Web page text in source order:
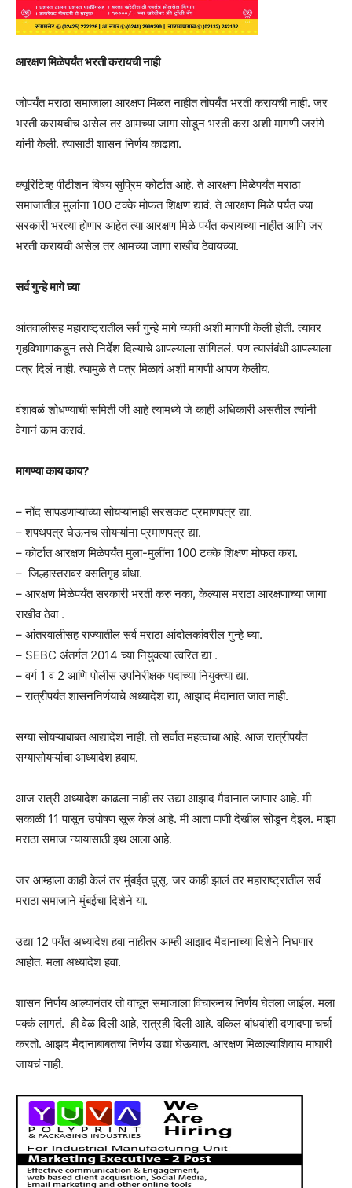
आरक्षण मिळेपर्यंत भरती करायची नाही
जोपर्यंत मराठा समाजाला आरक्षण मिळत नाहीत तोपर्यंत भरती करायची नाही. जर
भरती करायचीच असेल तर आमच्या जागा सोडून भरती करा अशी मागणी जरांगे
यांनी केली. त्यासाठी शासन निर्णय काढावा.
क्यूरिटिव्ह पीटीशन विषय सुप्रिम कोर्टात आहे. ते आरक्षण मिळेपर्यंत मराठा
समाजातील मुलांना 100 टक्के मोफत शिक्षण द्यावं. ते आरक्षण मिळे पर्यंत ज्या
सरकारी भरत्या होणार आहेत त्या आरक्षण मिळे पर्यंत करायच्या नाहीत आणि जर
भरती करायची असेल तर आमच्या जागा राखीव ठेवायच्या.
सर्व गुन्हे मागे घ्या
आंतवालीसह महाराष्ट्रातील सर्व गुन्हे मागे घ्यावी अशी मागणी केली होती. त्यावर
गृहविभागाकडून तसे निर्देश दिल्याचे आपल्याला सांगितलं. पण त्यासंबंधी आपल्याला
पत्र दिलं नाही. त्यामुळे ते पत्र मिळावं अशी मागणी आपण केलीय.
वंशावळं शोधण्याची समिती जी आहे त्यामध्ये जे काही अधिकारी असतील त्यांनी
वेगानं काम करावं.
मागण्या काय काय?
– नोंद सापडणाऱ्यांच्या सोयऱ्यांनाही सरसकट प्रमाणपत्र द्या.
– शपथपत्र घेऊनच सोयऱ्यांना प्रमाणपत्र द्या.
– कोर्टात आरक्षण मिळेपर्यंत मुला-मुलींना 100 टक्के शिक्षण मोफत करा.
– जिल्हास्तरावर वसतिगृह बांधा.
– आरक्षण मिळेपर्यंत सरकारी भरती करु नका, केल्यास मराठा आरक्षणाच्या जागा
राखीव ठेवा .
– आंतरवालीसह राज्यातील सर्व मराठा आंदोलकांवरील गुन्हे घ्या.
– SEBC अंतर्गत 2014 च्या नियुक्त्या त्वरित द्या .
– वर्ग 1 व 2 आणि पोलीस उपनिरीक्षक पदाच्या नियुक्त्या द्या.
– रात्रीपर्यंत शासननिर्णयाचे अध्यादेश द्या, आझाद मैदानात जात नाही.
सग्या सोयऱ्याबाबत आद्यादेश नाही. तो सर्वात महत्वाचा आहे. आज रात्रीपर्यंत
सग्यासोयऱ्यांचा आध्यादेश हवाय.
आज रात्री अध्यादेश काढला नाही तर उद्या आझाद मैदानात जाणार आहे. मी
सकाळी 11 पासून उपोषण सूरू केलं आहे. मी आता पाणी देखील सोडून देइल. माझा
मराठा समाज न्यायासाठी इथ आला आहे.
जर आम्हाला काही केलं तर मुंबईत घुसू. जर काही झालं तर महाराष्ट्रातील सर्व
मराठा समाजाने मुंबईचा दिशेने या.
उद्या 12 पर्यंत अध्यादेश हवा नाहीतर आम्ही आझाद मैदानाच्या दिशेने निघणार
आहोत. मला अध्यादेश हवा.
शासन निर्णय आल्यानंतर तो वाचून समाजाला विचारुनच निर्णय घेतला जाईल. मला
पक्कं लागतं. ही वेळ दिली आहे, रात्रही दिली आहे. वकिल बांधवांशी दणादणा चर्चा
करतो. आझद मैदानाबाबतचा निर्णय उद्या घेऊयात. आरक्षण मिळाल्याशिवाय माघारी
जायचं नाही.